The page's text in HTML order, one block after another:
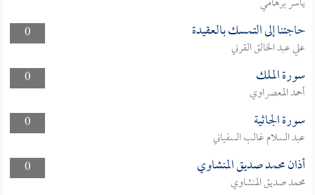
0
حاجتنا إلى التمسك بالعقيدة
علي عبد الخالق القرني
0
سورة الملك
أحمد المعصراوي
0
سورة الجاثية
عبد السلام غالب السفياني
0
أذان محمد صديق المنشاوي
محمد صديق المنشاوي